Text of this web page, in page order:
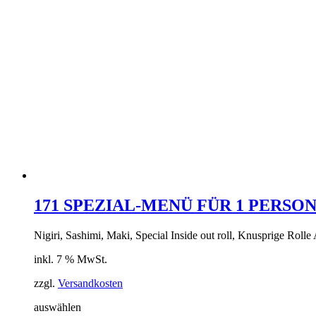
171 SPEZIAL-MENÜ FÜR 1 PERSON
Nigiri, Sashimi, Maki, Special Inside out roll, Knusprige Rolle
inkl. 7 % MwSt.
zzgl. Versandkosten
auswählen